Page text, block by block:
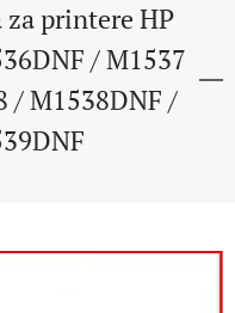
printere HP
/ M1537
/ M1538DNF /